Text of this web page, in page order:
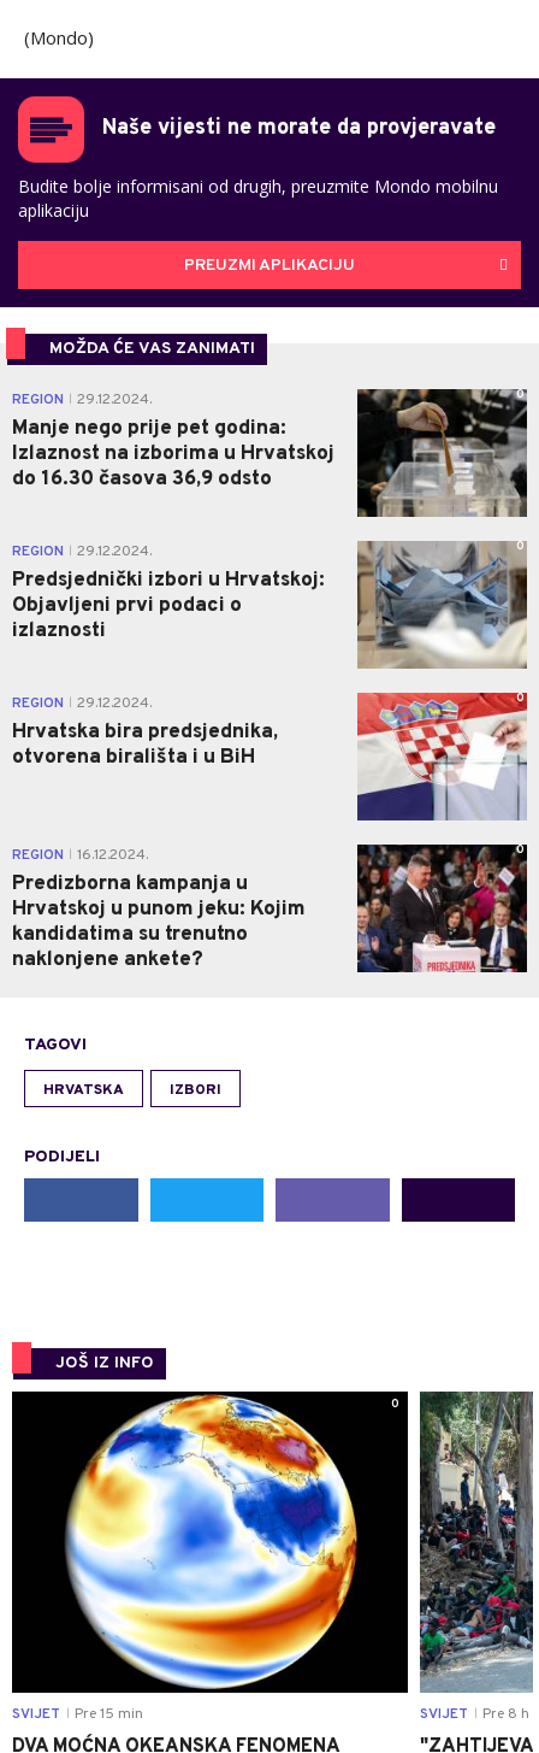
(Mondo)
Naše vijesti ne morate da provjeravate
Budite bolje informisani od drugih, preuzmite Mondo mobilnu
aplikaciju
PREUZMI APLIKACIJU
MOŽDA ĆE VAS ZANIMATI
REGION 29.12.2024.
Manje nego prije pet godina:
Izlaznost na izborima u Hrvatskoj
do 16.30 časova 36,9 odsto
0
REGION 29.12.2024.
Predsjednički izbori u Hrvatskoj:
Objavljeni prvi podaci o
izlaznosti
0
REGION 29.12.2024.
Hrvatska bira predsjednika,
otvorena birališta i u BiH
0
REGION 16.12.2024.
Predizborna kampanja u
Hrvatskoj u punom jeku: Kojim
kandidatima su trenutno
naklonjene ankete?
0
TAGOVI
HRVATSKA IZBORI
PODIJELI
JOŠ IZ INFO
0
SVIJET Pre 15 min
DVA MOĆNA OKEANSKA FENOMENA
SVIJET Pre 8 h